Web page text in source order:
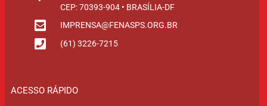
CEP: 70393-904 • BRASÍLIA-DF
IMPRENSA@FENASPS.ORG.BR
(61) 3226-7215
ACESSO RÁPIDO